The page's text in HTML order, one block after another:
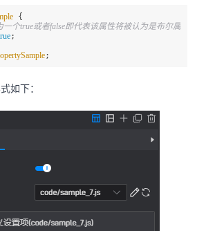
{
个true或者false即代表该属性将被认为是布尔属性
;
;
如下：